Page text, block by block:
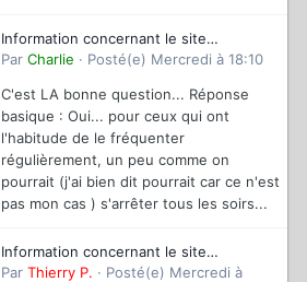
Information concernant le site
magazinevideo
Par Charlie · Posté(e) Mercredi à 18:10
C'est LA bonne question... Réponse
basique : Oui... pour ceux qui ont
l'habitude de le fréquenter
régulièrement, un peu comme on
pourrait (j'ai bien dit pourrait car ce n'est
pas mon cas ) s'arrêter tous les soirs...
Information concernant le site
magazinevideo
Par Thierry P. · Posté(e) Mercredi à